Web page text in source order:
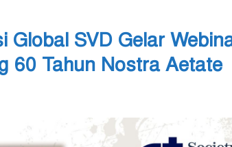
Global SVD Gelar
60 Tahun Nostra Aetate